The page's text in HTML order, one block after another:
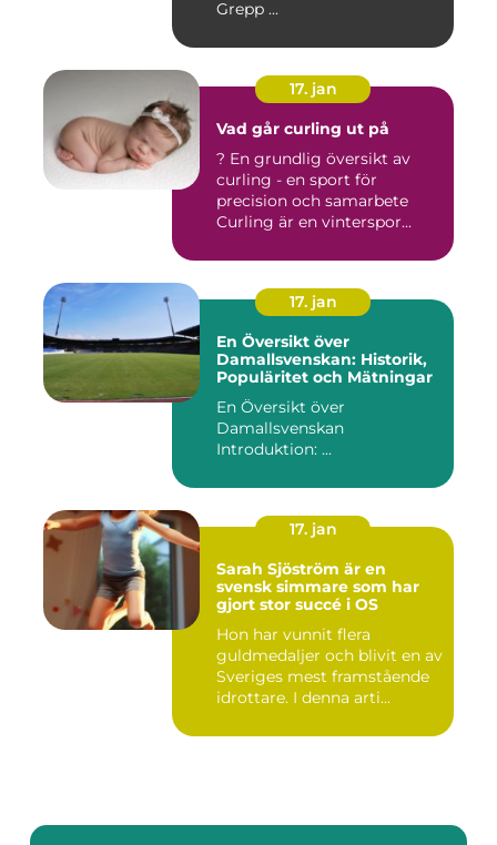
Grepp ...
17. jan
Vad går curling ut på
? En grundlig översikt av
curling - en sport för
precision och samarbete
Curling är en vinterspor...
17. jan
En Översikt över
Damallsvenskan: Historik,
Populäritet och Mätningar
En Översikt över
Damallsvenskan
Introduktion: ...
17. jan
Sarah Sjöström är en
svensk simmare som har
gjort stor succé i OS
Hon har vunnit flera
guldmedaljer och blivit en av
Sveriges mest framstående
idrottare. I denna arti...